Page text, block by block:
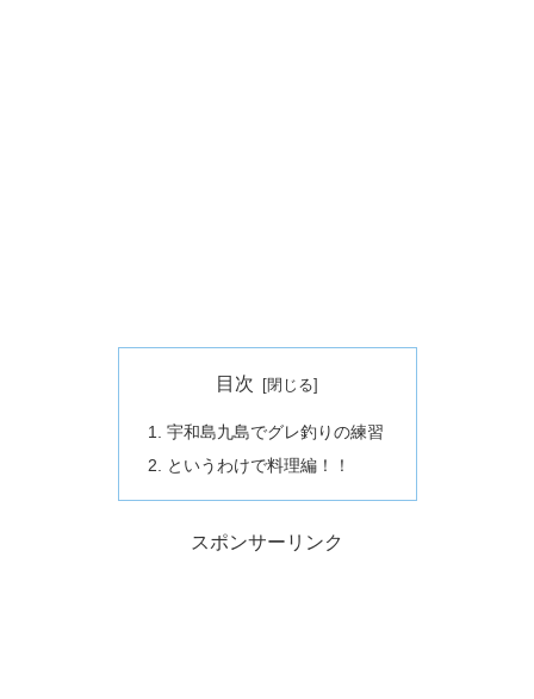
目次
宇和島九島でグレ釣りの練習
というわけで料理編！！
スポンサーリンク